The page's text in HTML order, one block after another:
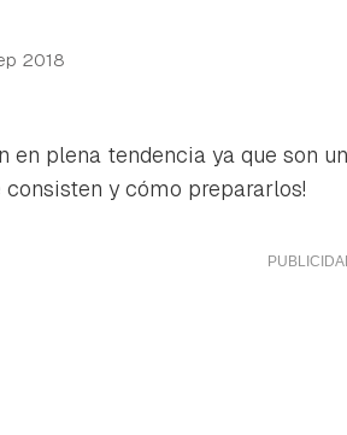
2018
en plena tendencia ya que son
consisten y cómo prepararlos!